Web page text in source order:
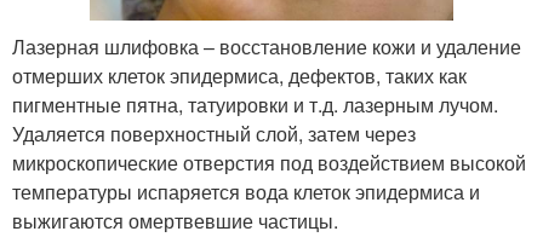
Лазерная шлифовка – восстановление кожи и удаление
отмерших клеток эпидермиса, дефектов, таких как
пигментные пятна, татуировки и т.д. лазерным лучом.
Удаляется поверхностный слой, затем через
микроскопические отверстия под воздействием высокой
температуры испаряется вода клеток эпидермиса и
выжигаются омертвевшие частицы.